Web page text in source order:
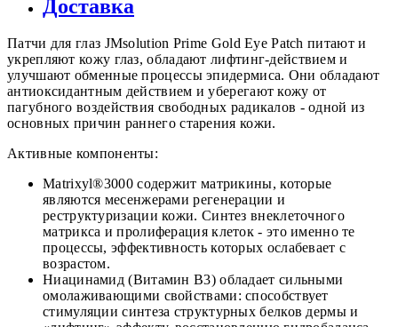
Доставка
Патчи для глаз JMsolution Prime Gold Eye Patch питают и
укрепляют кожу глаз, обладают лифтинг-действием и
улучшают обменные процессы эпидермиса. Они обладают
антиоксидантным действием и уберегают кожу от
пагубного воздействия свободных радикалов - одной из
основных причин раннего старения кожи.
Активные компоненты:
Matrixyl®3000 содержит матрикины, которые
являются месенжерами регенерации и
реструктуризации кожи. Синтез внеклеточного
матрикса и пролиферация клеток - это именно те
процессы, эффективность которых ослабевает с
возрастом.
Ниацинамид (Витамин В3) обладает сильными
омолаживающими свойствами: способствует
стимуляции синтеза структурных белков дермы и